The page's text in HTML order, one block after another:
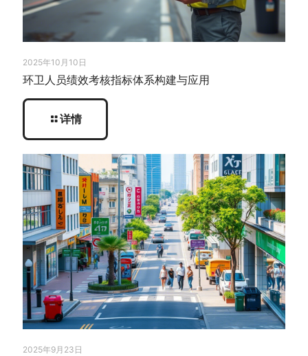
2025年10月10日
环卫人员绩效考核指标体系构建与应用
详情
2025年9月23日